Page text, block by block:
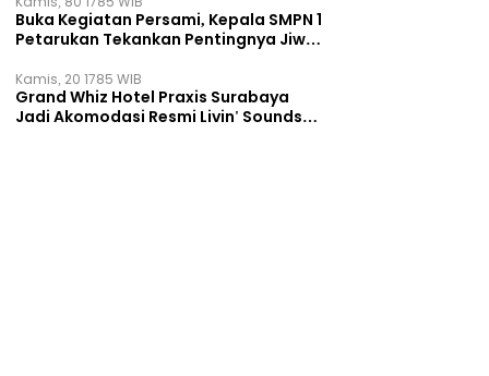
Buka Kegiatan Persami, Kepala SMPN 1
Petarukan Tekankan Pentingnya Jiwa
Kamis, 20 1785 WIB
Grand Whiz Hotel Praxis Surabaya
Jadi Akomodasi Resmi Livin' Sounds